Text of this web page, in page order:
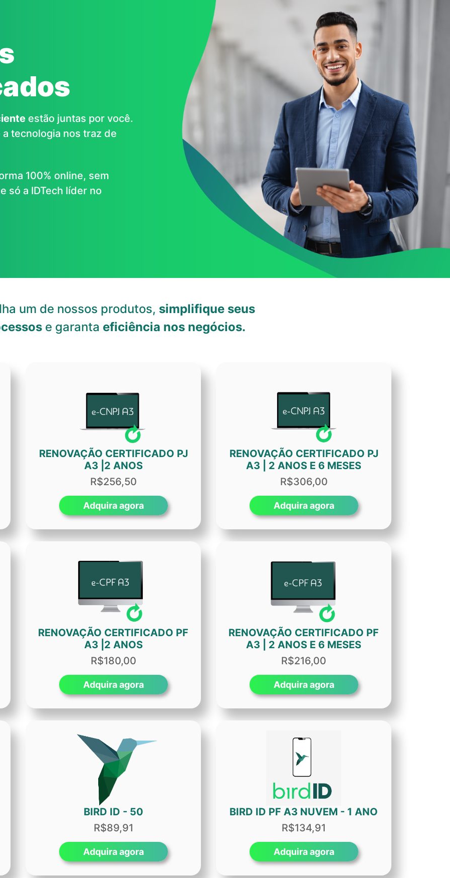
estão juntas por você.
tecnologia nos traz de
100% online, sem
só a IDTech líder no
um de nossos produtos, simplifique seus
e garanta eficiência nos negócios.
RENOVAÇÃO CERTIFICADO PJ
A3 |2 ANOS
R$256,50
Adquira agora
RENOVAÇÃO CERTIFICADO PJ
A3 | 2 ANOS E 6 MESES
R$306,00
Adquira agora
RENOVAÇÃO CERTIFICADO PF
A3 |2 ANOS
R$180,00
Adquira agora
RENOVAÇÃO CERTIFICADO PF
A3 | 2 ANOS E 6 MESES
R$216,00
Adquira agora
BIRD ID - 50
R$89,91
Adquira agora
BIRD ID PF A3 NUVEM - 1 ANO
R$134,91
Adquira agora